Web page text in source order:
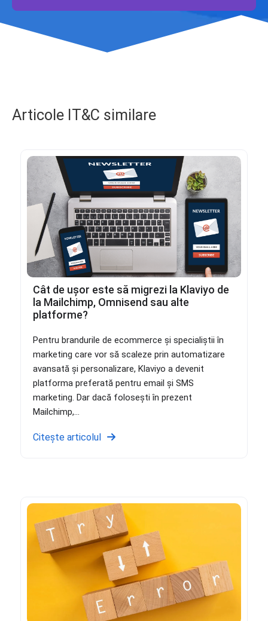
Articole IT&C similare
Cât de ușor este să migrezi la Klaviyo de
la Mailchimp, Omnisend sau alte
platforme?
Pentru brandurile de ecommerce și specialiștii în
marketing care vor să scaleze prin automatizare
avansată și personalizare, Klaviyo a devenit
platforma preferată pentru email și SMS
marketing. Dar dacă folosești în prezent
Mailchimp,...
Citește articolul